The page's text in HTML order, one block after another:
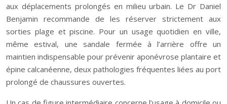
aux déplacements prolongés en milieu urbain. Le Dr Daniel
Benjamin recommande de les réserver strictement aux
sorties plage et piscine. Pour un usage quotidien en ville,
même estival, une sandale fermée à l’arrière offre un
maintien indispensable pour prévenir aponévrose plantaire et
épine calcanéenne, deux pathologies fréquentes liées au port
prolongé de chaussures ouvertes.